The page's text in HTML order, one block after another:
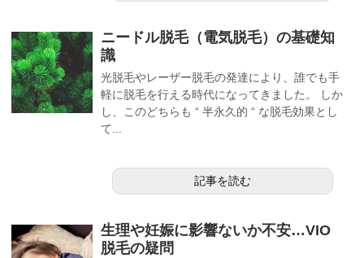
ニードル脱毛（電気脱毛）の基礎知
識
光脱毛やレーザー脱毛の発達により、誰でも手
軽に脱毛を行える時代になってきました。 しか
し、このどちらも “ 半永久的 “ な脱毛効果とし
て...
記事を読む
生理や妊娠に影響ないか不安…VIO
脱毛の疑問